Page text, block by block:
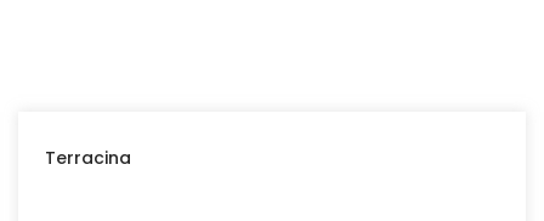
Terracina